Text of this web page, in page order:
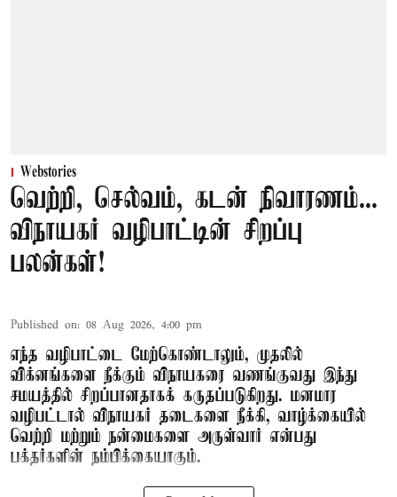
Webstories
வெற்றி, செல்வம், கடன் நிவாரணம்...
விநாயகர் வழிபாட்டின் சிறப்பு
பலன்கள்!
Published on: 08 Aug 2026, 4:00 pm
எந்த வழிபாட்டை மேற்கொண்டாலும், முதலில்
விக்னங்களை நீக்கும் விநாயகரை வணங்குவது இந்து
சமயத்தில் சிறப்பானதாகக் கருதப்படுகிறது. மனமார
வழிபட்டால் விநாயகர் தடைகளை நீக்கி, வாழ்க்கையில்
வெற்றி மற்றும் நன்மைகளை அருள்வார் என்பது
பக்தர்களின் நம்பிக்கையாகும்.